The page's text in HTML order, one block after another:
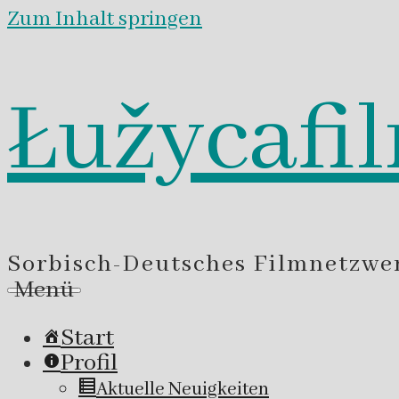
Zum Inhalt springen
Sorbisch-Deutsches
Menü
Start
Profil
Aktuelle Neuigkeiten